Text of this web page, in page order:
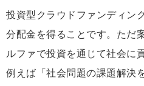
投資型クラウドファンディン
分配金を得ることです。ただ
ルファで投資を通じて社会に
例えば「社会問題の課題解決